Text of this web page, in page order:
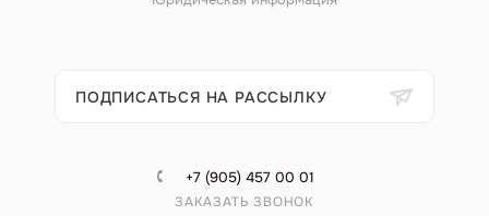
ПОДПИСАТЬСЯ НА РАССЫЛКУ
+7 (905) 457 00 01
ЗАКАЗАТЬ ЗВОНОК